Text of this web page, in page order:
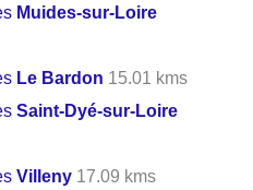
Muides-sur-Loire
Le Bardon 15.01 kms
Saint-Dyé-sur-Loire
Villeny 17.09 kms